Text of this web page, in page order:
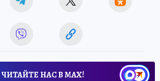
ЧИТАЙТЕ НАС В МАХ!